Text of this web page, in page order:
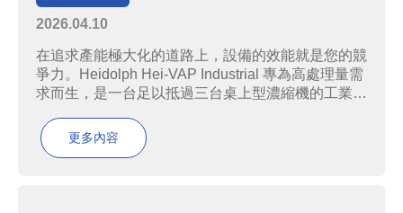
2026.04.10
在追求產能極大化的道路上，設備的效能就是您的競
爭力。Heidolph Hei-VAP Industrial 專為高處理量需
求而生，是一台足以抵過三台桌上型濃縮機的工業級
進：1 台抵 3 台效率提升 42%：&n...
更多內容